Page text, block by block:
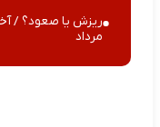
مرداد